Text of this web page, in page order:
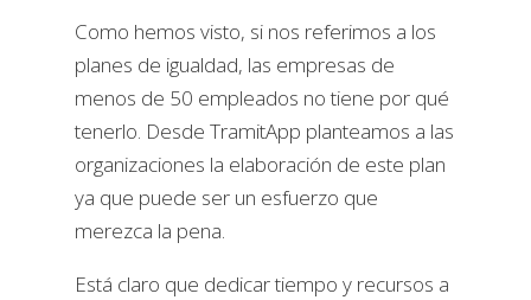
Como hemos visto, si nos referimos a los
planes de igualdad, las empresas de
menos de 50 empleados no tiene por qué
tenerlo. Desde TramitApp planteamos a las
organizaciones la elaboración de este plan
ya que puede ser un esfuerzo que
merezca la pena.
Está claro que dedicar tiempo y recursos a